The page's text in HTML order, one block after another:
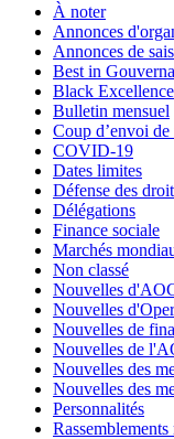
À noter
Annonces
Annonces de
Best in
Black Excellence
Bulletin mensuel
Coup d’envoi
COVID-19
Dates limites
Défense des
Délégations
Finance sociale
Marchés
Non classé
Nouvelles
Nouvelles
Nouvelles de
Nouvelles de
Nouvelles des
Nouvelles des
Personnalités